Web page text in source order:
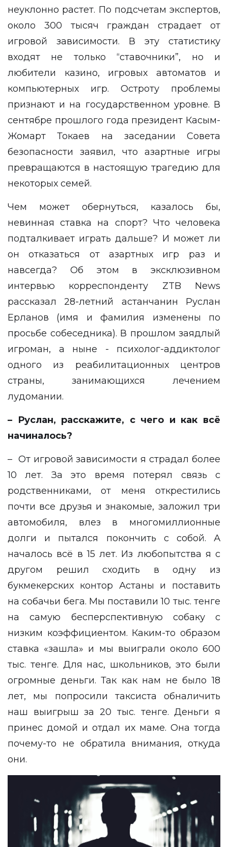
неуклонно растет. По подсчетам экспертов,
около 300 тысяч граждан страдает от
игровой зависимости. В эту статистику
входят не только “ставочники”, но и
любители казино, игровых автоматов и
компьютерных игр. Остроту проблемы
признают и на государственном уровне. В
сентябре прошлого года президент Касым-
Жомарт Токаев на заседании Совета
безопасности заявил, что азартные игры
превращаются в настоящую трагедию для
некоторых семей.
Чем может обернуться, казалось бы,
невинная ставка на спорт? Что человека
подталкивает играть дальше? И может ли
он отказаться от азартных игр раз и
навсегда? Об этом в эксклюзивном
интервью корреспонденту ZTB News
рассказал 28-летний астанчанин Руслан
Ерланов (имя и фамилия изменены по
просьбе собеседника). В прошлом заядлый
игроман, а ныне - психолог-аддиктолог
одного из реабилитационных центров
страны, занимающихся лечением
лудомании.
– Руслан, расскажите, с чего и как всё
начиналось?
– От игровой зависимости я страдал более
10 лет. За это время потерял связь с
родственниками, от меня открестились
почти все друзья и знакомые, заложил три
автомобиля, влез в многомиллионные
долги и пытался покончить с собой. А
началось всё в 15 лет. Из любопытства я с
другом решил сходить в одну из
букмекерских контор Астаны и поставить
на собачьи бега. Мы поставили 10 тыс. тенге
на самую бесперспективную собаку с
низким коэффициентом. Каким-то образом
ставка «зашла» и мы выиграли около 600
тыс. тенге. Для нас, школьников, это были
огромные деньги. Так как нам не было 18
лет, мы попросили таксиста обналичить
наш выигрыш за 20 тыс. тенге. Деньги я
принес домой и отдал их маме. Она тогда
почему-то не обратила внимания, откуда
они.